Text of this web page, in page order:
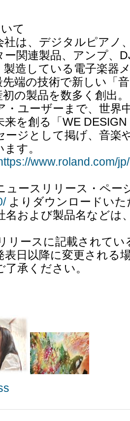
て
社は、デジタルピアノ
ー関連製品、アンプ、
造している電子楽器
端の技術で新しい「
初の製品を数多く創出
・ユーザーまで、世界
を創る「WE
ージとして掲げ、音楽
す。
www.roland.com/jp/
ュースリリース・ペー
よりダウンロードいた
および製品名などは
リースに記載されてい
表日以降に変更される
承ください。